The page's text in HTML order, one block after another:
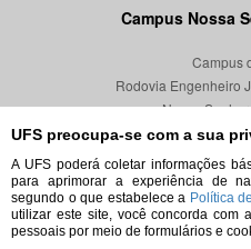
UFS preocupa-se com a sua
A UFS poderá coletar informações
para aprimorar a experiência de
segundo o que estabelece a Política
utilizar este site, você concorda com
pessoais por meio de formulários e
Campus Nossa
Campus
Rodovia Engenheiro
Nossa
CEP